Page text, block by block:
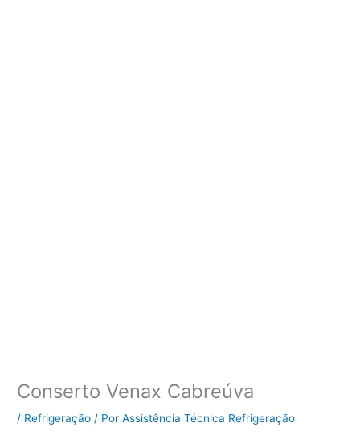
Conserto Venax Cabreúva
/ Refrigeração / PorAssistência Técnica Refrigeração